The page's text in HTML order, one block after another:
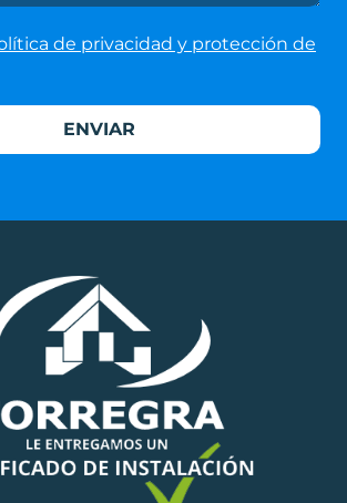
de privacidad y protección de
ENVIAR